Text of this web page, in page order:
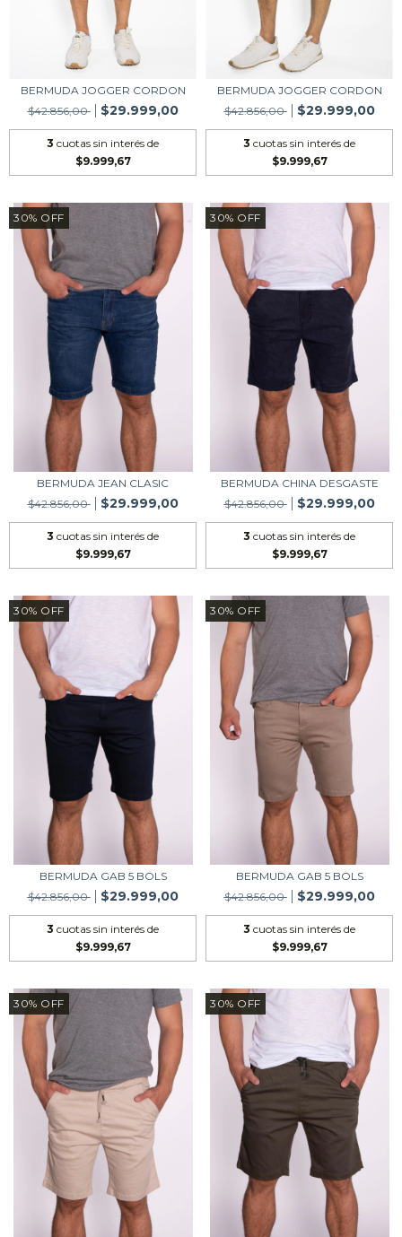
BERMUDA JOGGER CORDON
$42.856,00
$29.999,00
3 cuotas sin interés de
$9.999,67
BERMUDA JOGGER CORDON
$42.856,00
$29.999,00
3 cuotas sin interés de
$9.999,67
30% OFF
BERMUDA JEAN CLASIC
$42.856,00
$29.999,00
3 cuotas sin interés de
$9.999,67
30% OFF
BERMUDA CHINA DESGASTE
$42.856,00
$29.999,00
3 cuotas sin interés de
$9.999,67
30% OFF
BERMUDA GAB 5 BOLS
$42.856,00
$29.999,00
3 cuotas sin interés de
$9.999,67
30% OFF
BERMUDA GAB 5 BOLS
$42.856,00
$29.999,00
3 cuotas sin interés de
$9.999,67
30% OFF 30% OFF